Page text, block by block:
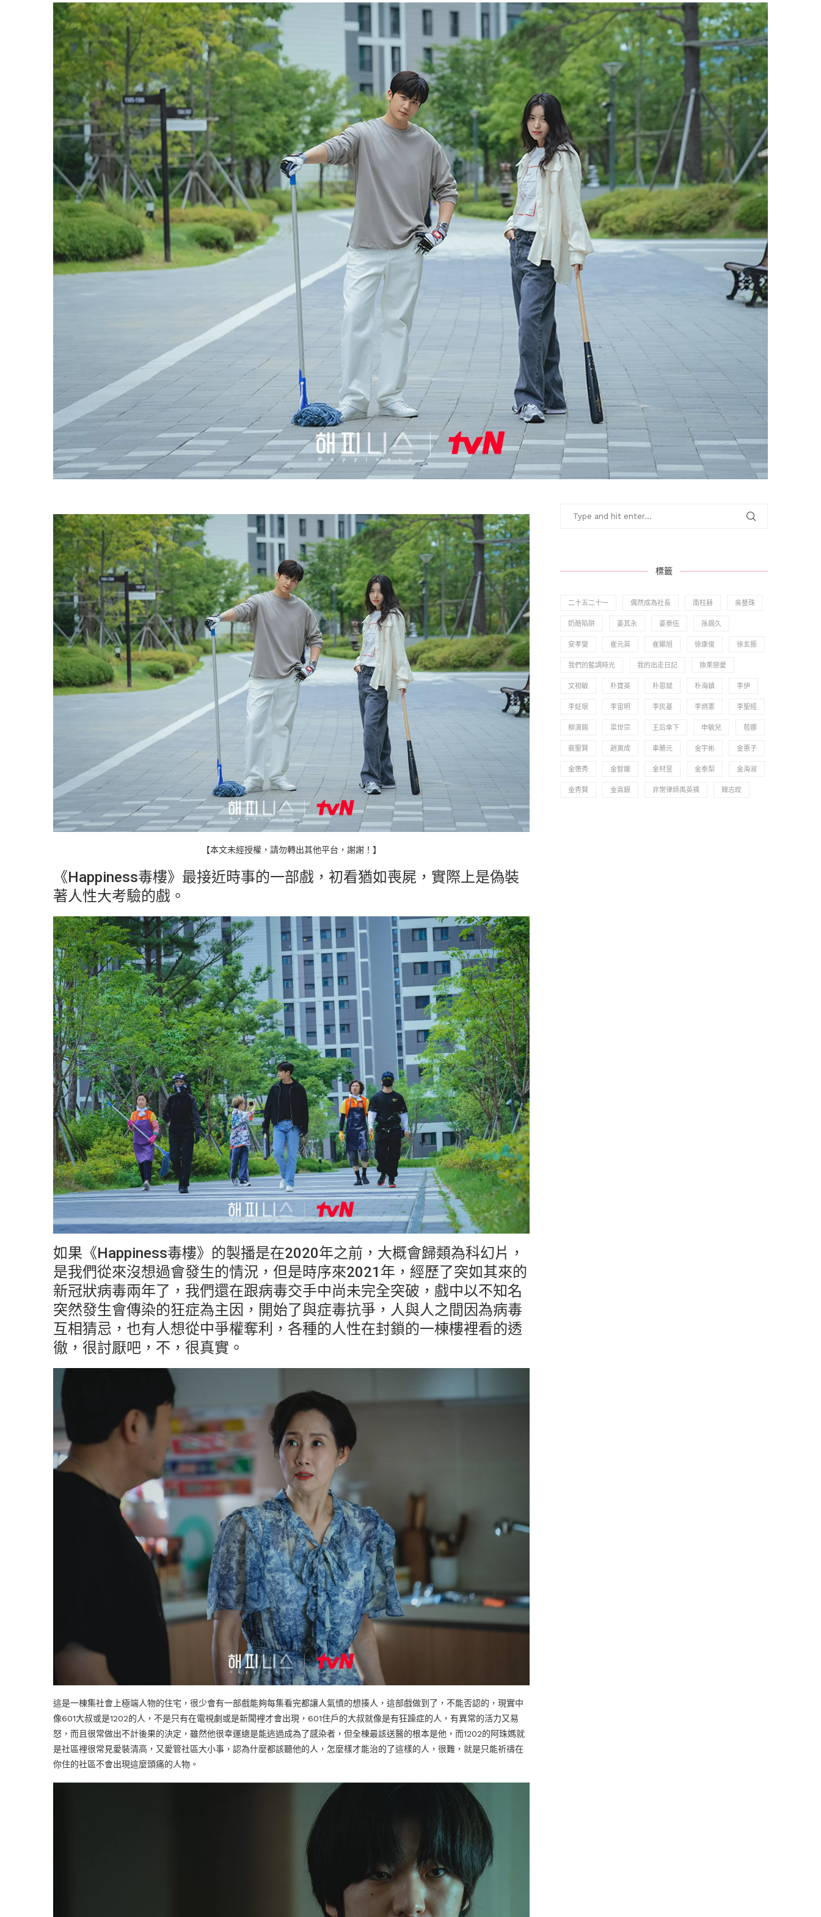
【本文未經授權，請勿轉出其他平台，謝謝！】
《Happiness毒樓》最接近時事的一部戲，初看猶如喪屍，實際上是偽裝
著人性大考驗的戲。
如果《Happiness毒樓》的製播是在2020年之前，大概會歸類為科幻片，
是我們從來沒想過會發生的情況，但是時序來2021年，經歷了突如其來的
新冠狀病毒兩年了，我們還在跟病毒交手中尚未完全突破，戲中以不知名
突然發生會傳染的狂症為主因，開始了與症毒抗爭，人與人之間因為病毒
互相猜忌，也有人想從中爭權奪利，各種的人性在封鎖的一棟樓裡看的透
徹，很討厭吧，不，很真實。
這是一棟集社會上極端人物的住宅，很少會有一部戲能夠每集看完都讓人氣憤的想揍人，這部戲做到了，不能否認的，現實中
像601大叔或是1202的人，不是只有在電視劇或是新聞裡才會出現，601住戶的大叔就像是有狂躁症的人，有異常的活力又易
怒，而且很常做出不計後果的決定，雖然他很幸運總是能逃過成為了感染者，但全棟最該送醫的根本是他，而1202的阿珠媽就
是社區裡很常見愛裝清高，又愛管社區大小事，認為什麼都該聽他的人，怎麼樣才能治的了這樣的人，很難，就是只能祈禱在
你住的社區不會出現這麼頭痛的人物。
標籤
二十五二十一 偶然成為社長 南柱赫 吳藝珠
奶酪陷阱 姜其永 姜泰伍 孫錫久
安孝燮 崔元英 崔顯旭 徐康俊 徐玄振
我們的藍調時光 我的出走日記 換乘戀愛
文相敏 朴寶英 朴恩斌 朴海鎮 李伊
李姃垠 李宙明 李民基 李炳憲 李聖經
柳演錫 梁世宗 王后傘下 申敏兒 苞娜
裴聖賢 趙寅成 車勝元 金宇彬 金惠子
金憓秀 金智媛 金材昱 金泰梨 金海淑
金秀賢 金高銀 非常律師禹英禑 韓志旼